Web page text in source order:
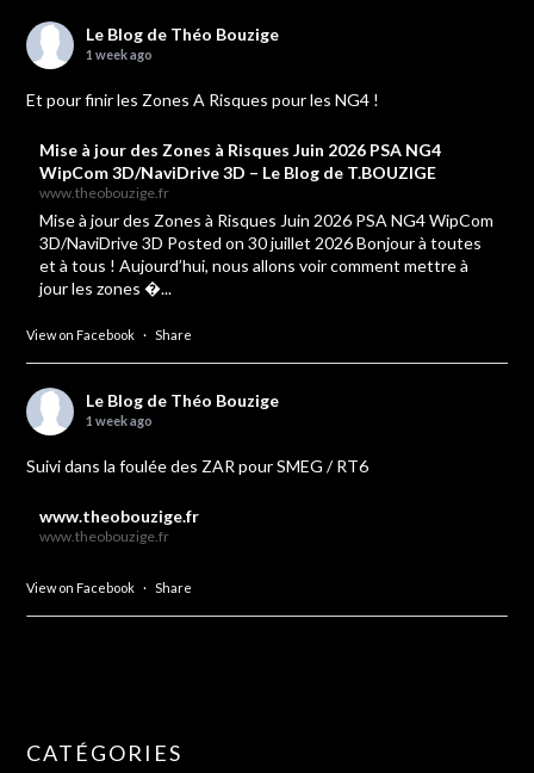
Le Blog de Théo Bouzige
1 week ago
Et pour finir les Zones A Risques pour les NG4 !
Mise à jour des Zones à Risques Juin 2026 PSA NG4
WipCom 3D/NaviDrive 3D – Le Blog de T.BOUZIGE
www.theobouzige.fr
Mise à jour des Zones à Risques Juin 2026 PSA NG4 WipCom
3D/NaviDrive 3D Posted on 30 juillet 2026 Bonjour à toutes
et à tous ! Aujourd’hui, nous allons voir comment mettre à
jour les zones �...
View on Facebook · Share
Le Blog de Théo Bouzige
1 week ago
Suivi dans la foulée des ZAR pour SMEG / RT6
www.theobouzige.fr
www.theobouzige.fr
View on Facebook · Share
CATÉGORIES